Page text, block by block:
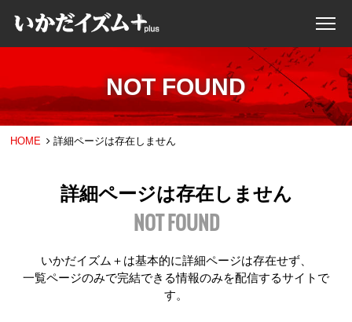
NOT FOUND
HOME 詳細ページは存在しません
詳細ページは存在しません
NOT FOUND
いかだイズム＋は基本的に詳細ページは存在せず、
一覧ページのみで完結できる情報のみを配信するサイトで
す。